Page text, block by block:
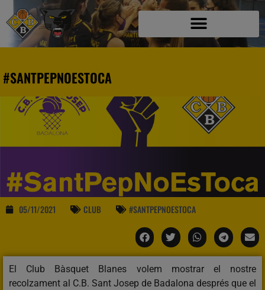
#SANTPEPNOESTOCA
05/11/2021 CLUB #SANTPEPNOESTOCA
El Club Bàsquet Blanes volem mostrar el nostre
recolzament al C.B. Sant Josep de Badalona després que el